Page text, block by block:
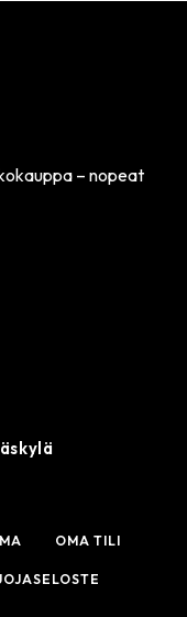
– nopeat
OMA TILI